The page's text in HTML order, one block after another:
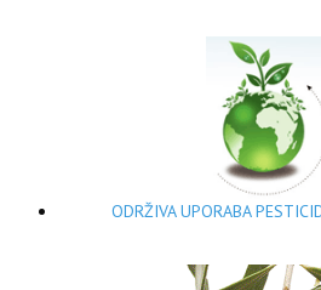
ODRŽIVA UPORABA